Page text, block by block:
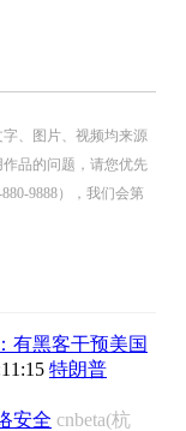
、图片、视频均来源
品的问题，请您优先
9888），我们会第
有黑客干预美国
特朗普
安全 cnbeta(杭